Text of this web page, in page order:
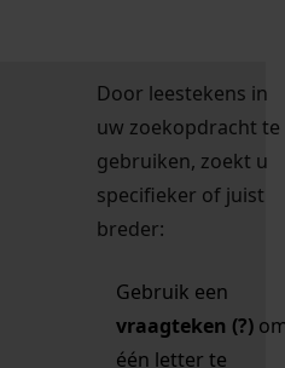
Door leestekens in
uw zoekopdracht te
gebruiken, zoekt u
specifieker of juist
breder:
Gebruik een
vraagteken (?)
één letter te